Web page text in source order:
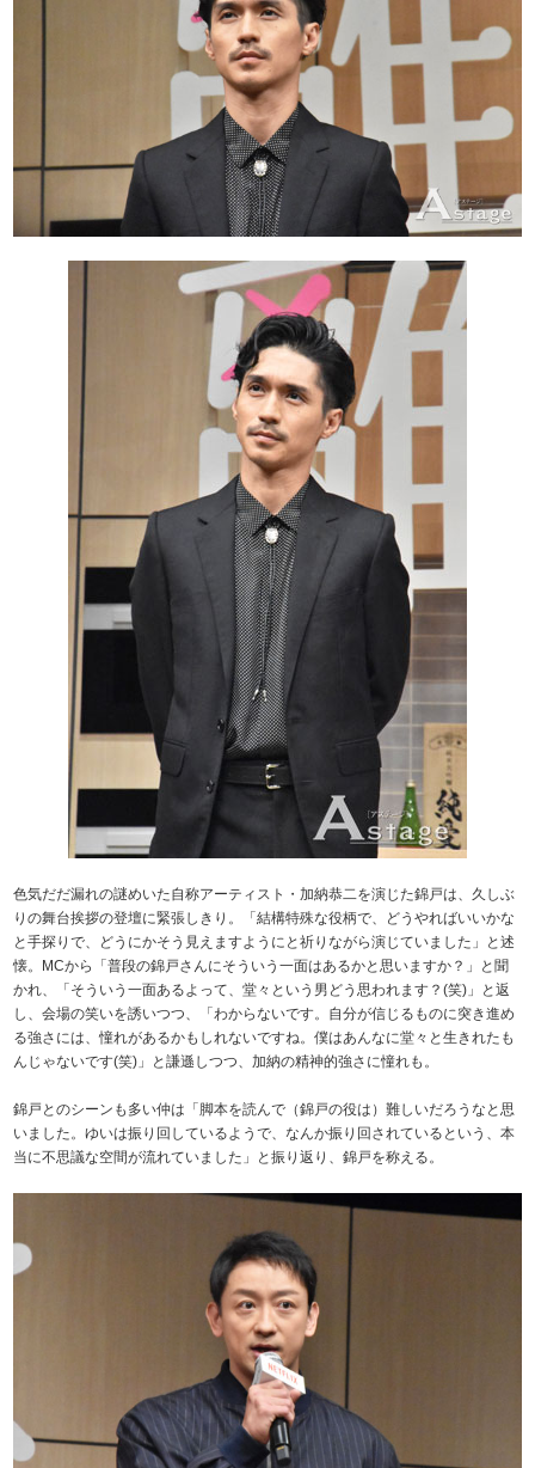
色気だだ漏れの謎めいた自称アーティスト・加納恭二を演じた錦戸は、久しぶ
りの舞台挨拶の登壇に緊張しきり。「結構特殊な役柄で、どうやればいいかな
と手探りで、どうにかそう見えますようにと祈りながら演じていました」と述
懐。MCから「普段の錦戸さんにそういう一面はあるかと思いますか？」と聞
かれ、「そういう一面あるよって、堂々という男どう思われます？(笑)」と返
し、会場の笑いを誘いつつ、「わからないです。自分が信じるものに突き進め
る強さには、憧れがあるかもしれないですね。僕はあんなに堂々と生きれたも
んじゃないです(笑)」と謙遜しつつ、加納の精神的強さに憧れも。
錦戸とのシーンも多い仲は「脚本を読んで（錦戸の役は）難しいだろうなと思
いました。ゆいは振り回しているようで、なんか振り回されているという、本
当に不思議な空間が流れていました」と振り返り、錦戸を称える。